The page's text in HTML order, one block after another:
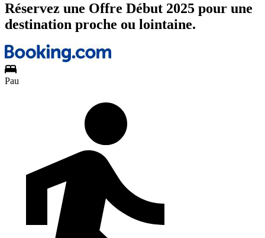
Réservez une Offre Début 2025 pour une
destination proche ou lointaine.
Pau